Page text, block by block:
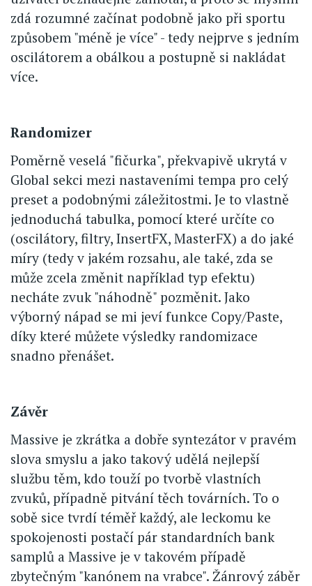
zdá rozumné začínat podobně jako při sportu
způsobem "méně je více" - tedy nejprve s jedním
oscilátorem a obálkou a postupně si nakládat
více.
Randomizer
Poměrně veselá "fičurka", překvapivě ukrytá v
Global sekci mezi nastaveními tempa pro celý
preset a podobnými záležitostmi. Je to vlastně
jednoduchá tabulka, pomocí které určíte co
(oscilátory, filtry, InsertFX, MasterFX) a do jaké
míry (tedy v jakém rozsahu, ale také, zda se
může zcela změnit například typ efektu)
necháte zvuk "náhodně" pozměnit. Jako
výborný nápad se mi jeví funkce Copy/Paste,
díky které můžete výsledky randomizace
snadno přenášet.
Závěr
Massive je zkrátka a dobře syntezátor v pravém
slova smyslu a jako takový udělá nejlepší
službu těm, kdo touží po tvorbě vlastních
zvuků, případně pitvání těch továrních. To o
sobě sice tvrdí téměř každý, ale leckomu ke
spokojenosti postačí pár standardních bank
samplů a Massive je v takovém případě
zbytečným "kanónem na vrabce". Žánrový záběr